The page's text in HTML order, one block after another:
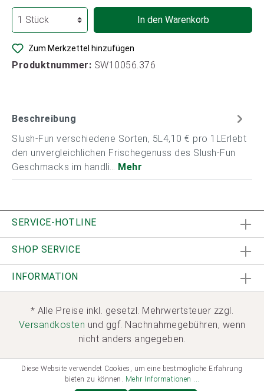
In den Warenkorb
Zum Merkzettel hinzufügen
Produktnummer: SW10056.376
Beschreibung
Slush-Fun verschiedene Sorten, 5L4,10 € pro 1LErlebt
den unvergleichlichen Frischegenuss des Slush-Fun
Geschmacks im handli… Mehr
SERVICE-HOTLINE
SHOP SERVICE
INFORMATION
* Alle Preise inkl. gesetzl. Mehrwertsteuer zzgl.
Versandkosten und ggf. Nachnahmegebühren, wenn
nicht anders angegeben.
Diese Website verwendet Cookies, um eine bestmögliche Erfahrung
bieten zu können. Mehr Informationen ...